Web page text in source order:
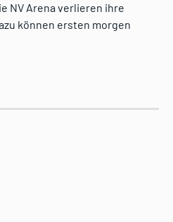
NV Arena verlieren ihre
können ersten morgen